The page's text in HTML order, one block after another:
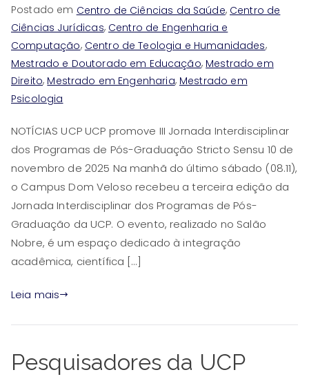
Postado em Centro de Ciências da Saúde, Centro de
Ciências Jurídicas, Centro de Engenharia e
Computação, Centro de Teologia e Humanidades,
Mestrado e Doutorado em Educação, Mestrado em
Direito, Mestrado em Engenharia, Mestrado em
Psicologia
NOTÍCIAS UCP UCP promove III Jornada Interdisciplinar
dos Programas de Pós-Graduação Stricto Sensu 10 de
novembro de 2025 Na manhã do último sábado (08.11),
o Campus Dom Veloso recebeu a terceira edição da
Jornada Interdisciplinar dos Programas de Pós-
Graduação da UCP. O evento, realizado no Salão
Nobre, é um espaço dedicado à integração
acadêmica, científica […]
Leia mais
Pesquisadores da UCP